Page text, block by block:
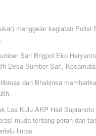
menggelar kegiatan
Sari Brigpol Eko
Desa Sumber Sari,
dan Bhabinsa
Loa Kulu AKP Hari
muda tentang peran dan
lintas.